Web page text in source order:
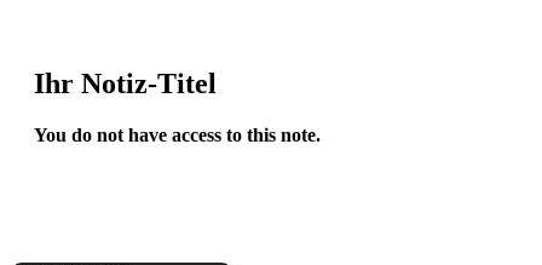
Ihr Notiz-Titel
You do not have access to this note.